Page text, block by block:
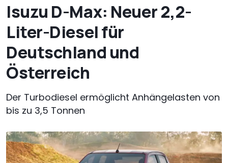
Isuzu D-Max: Neuer 2,2-
Liter-Diesel für
Deutschland und
Österreich
Der Turbodiesel ermöglicht Anhängelasten von
bis zu 3,5 Tonnen